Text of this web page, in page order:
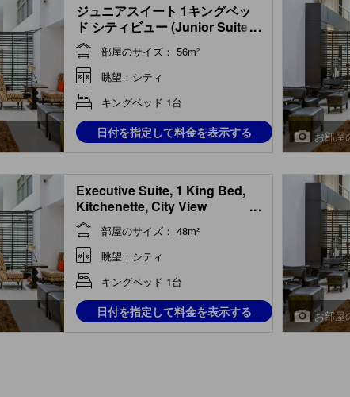
ジュニアスイート 1キングベッ
ド シティビュー (Junior Suite,
1 King Bed, City View)
...
部屋のサイズ： 56m²
眺望：シティ
キングベッド 1台
日付を指定して料金を表示する お部屋
Executive Suite, 1 King Bed,
Kitchenette, City View
(executive suite, 1 king bed,
kitchenette, city view)
...
部屋のサイズ： 48m²
眺望：シティ
キングベッド 1台
日付を指定して料金を表示する お部屋